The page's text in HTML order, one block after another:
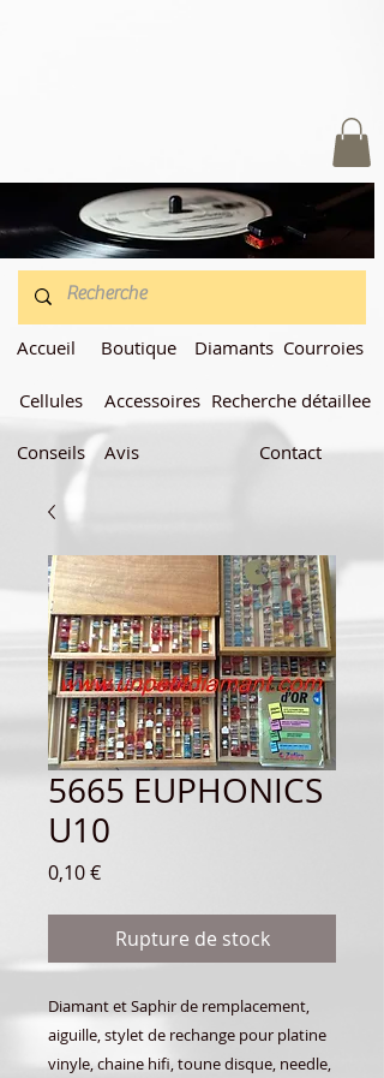
Accueil
Cellules
Conseils
Boutique
Accessoires
Avis
Diamants Courroies
Recherche détaillee
Contact
5665 EUPHONICS
U10
0,10 €Prix
Rupture de stock
Diamant et Saphir de remplacement,
aiguille, stylet de rechange pour platine
vinyle, chaine hifi, toune disque, needle,